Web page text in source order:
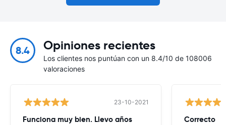
8.4 Opiniones recientes
Los clientes nos puntúan con un 8.4/10 de 108006
valoraciones
23-10-2021
Funciona muy bien. Llevo años Correcto